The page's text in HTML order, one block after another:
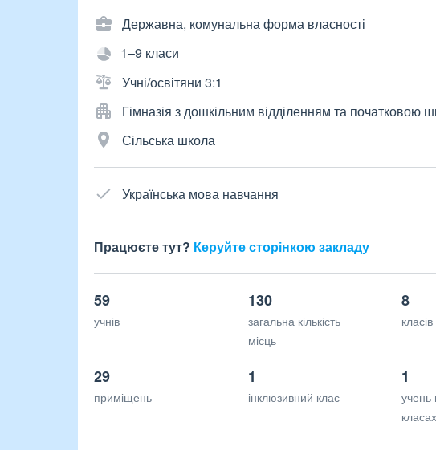
Державна, комунальна форма власності
1–9 класи
Учні/освітяни 3:1
Гімназія з дошкільним відділенням та початковою
Сільська школа
Українська мова навчання
Працюєте тут? Керуйте сторінкою закладу
59
учнів
130
загальна кількість
місць
8
класів
29
приміщень
1
інклюзивний клас
1
учень
класах